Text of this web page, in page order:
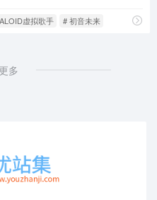
虚拟歌手 # 初音未来
多